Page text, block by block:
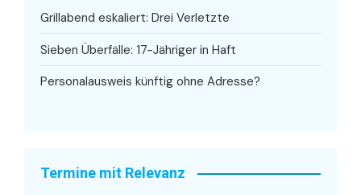
Grillabend eskaliert: Drei Verletzte
Sieben Überfälle: 17-Jähriger in Haft
Personalausweis künftig ohne Adresse?
Termine mit Relevanz